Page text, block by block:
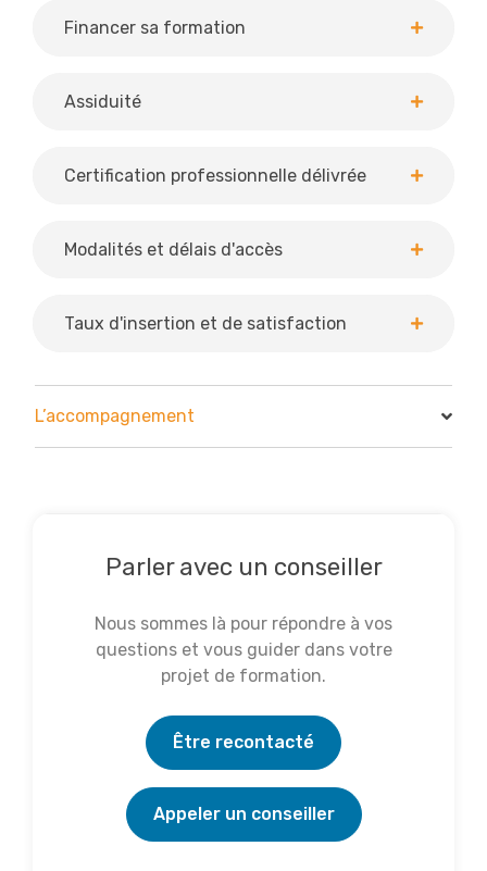
Financer sa formation
Assiduité
Certification professionnelle délivrée
Modalités et délais d'accès
Taux d'insertion et de satisfaction
L’accompagnement
Parler avec un conseiller
Nous sommes là pour répondre à vos
questions et vous guider dans votre
projet de formation.
Être recontacté
Appeler un conseiller